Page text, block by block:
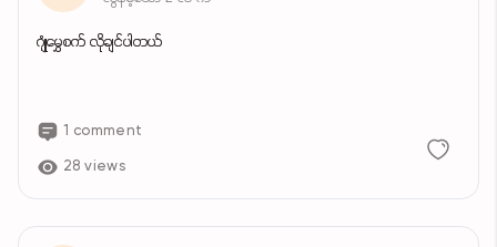
ဂျုံမွှေစက် လိုချင်ပါတယ်
1 comment
28 views